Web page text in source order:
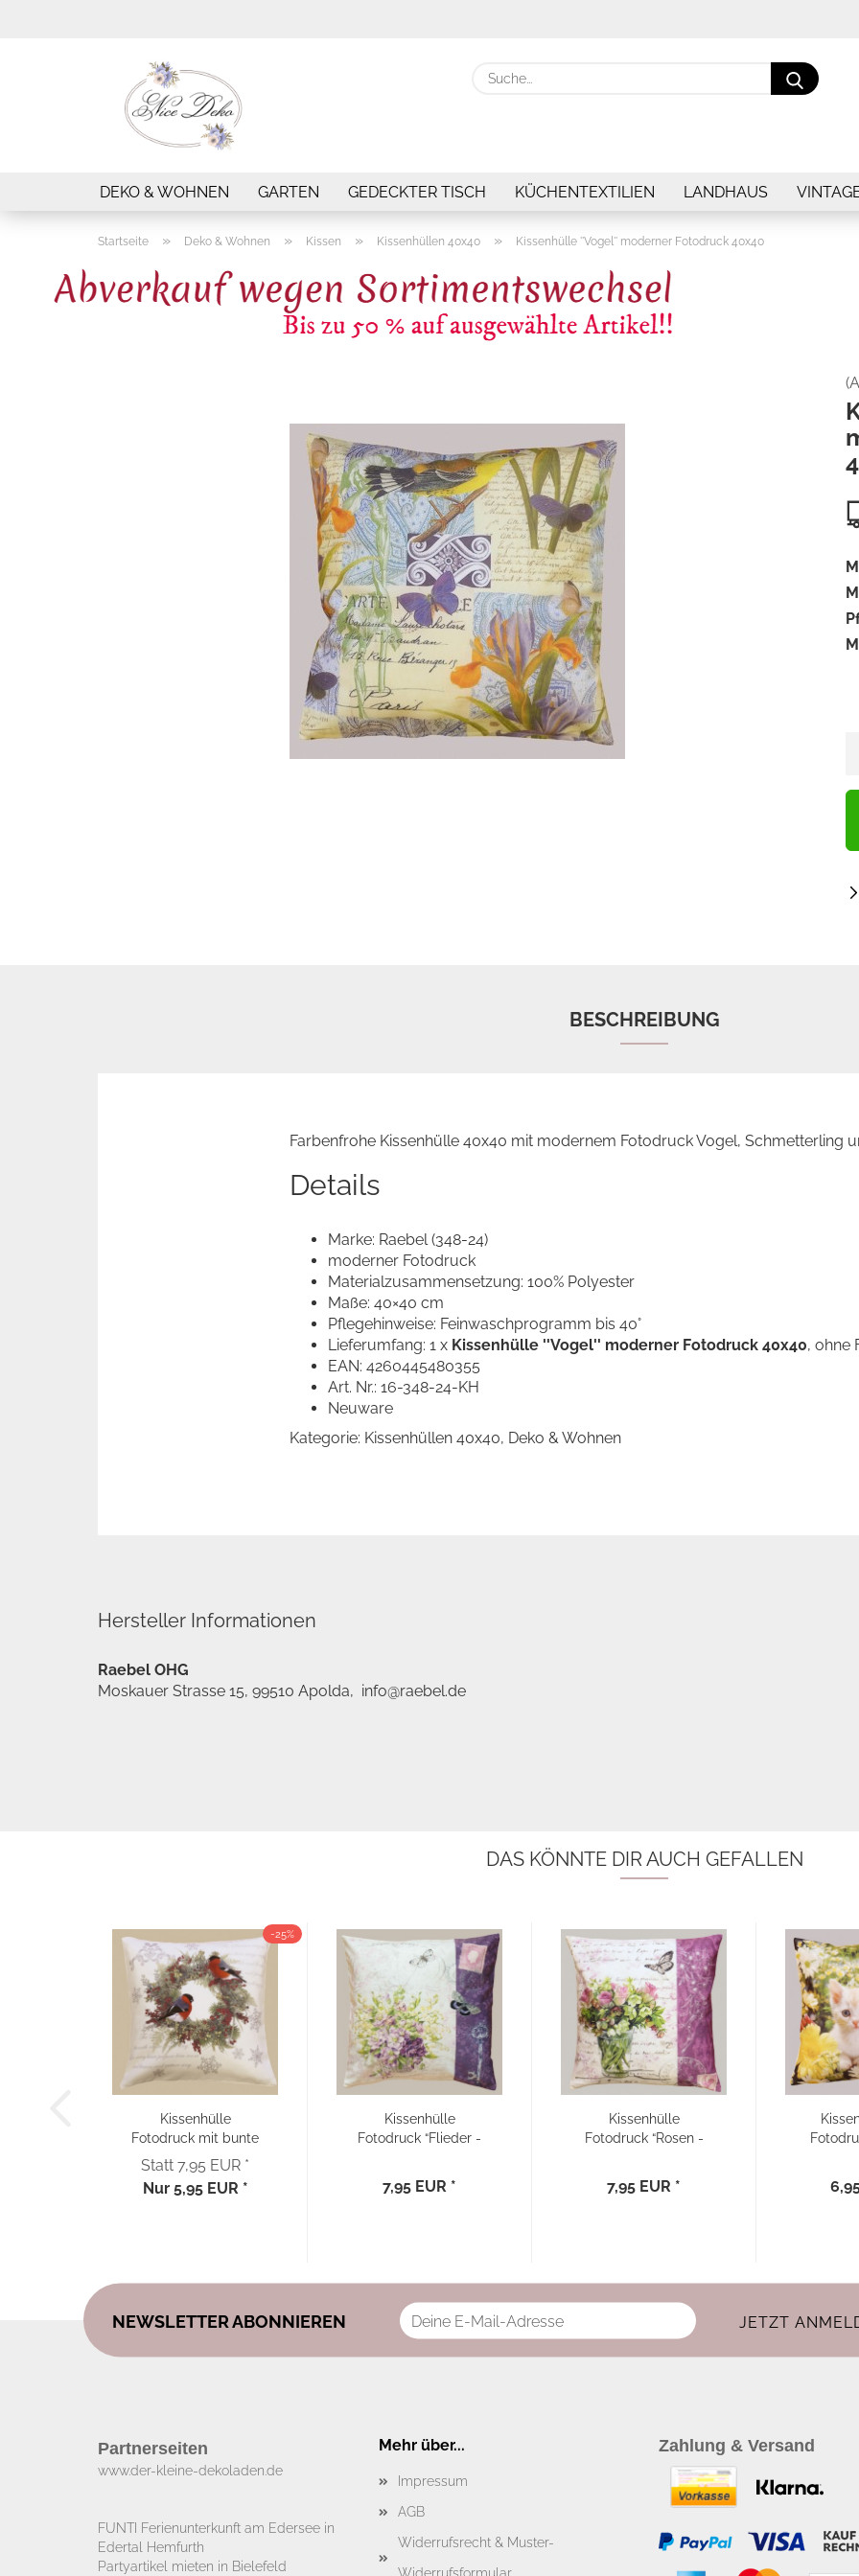
DEKO & WOHNEN GARTEN GEDECKTER TISCH KÜCHENTEXTILIEN LANDHAUS
Startseite » Deko & Wohnen » Kissen » Kissenhüllen 40x40 » Kissenhülle ''Vogel'' moderner Fotodruck 40x40
BESCHREIBUNG
Farbenfrohe Kissenhülle 40x40 mit modernem Fotodruck Vogel, Schmetterling
Details
Marke: Raebel (348-24)
moderner Fotodruck
Materialzusammensetzung: 100% Polyester
Maße: 40×40 cm
Pflegehinweise: Feinwaschprogramm bis 40°
Lieferumfang: 1 x Kissenhülle ''Vogel'' moderner Fotodruck 40x40, ohne
EAN: 4260445480355
Art. Nr.: 16-348-24-KH
Neuware
Kategorie: Kissenhüllen 40x40, Deko & Wohnen
Hersteller Informationen
Raebel OHG
Moskauer Strasse 15, 99510 Apolda, info@raebel.de
DAS KÖNNTE DIR AUCH GEFALLEN
-25%
Kissenhülle
Fotodruck mit bunte
Vögel - 40x40...
Statt 7,95 EUR *
Nur 5,95 EUR *
Kissenhülle
Fotodruck “Flieder -
7,95 EUR *
Kissenhülle
Fotodruck “Rosen -
7,95 EUR *
NEWSLETTER ABONNIEREN
Partnerseiten
www.der-kleine-dekoladen.de​
FUNTI Ferienunterkunft am Edersee in
Edertal Hemfurth
Partyartikel mieten in Bielefeld
Mehr über...
Impressum
AGB
Widerrufsrecht & Muster-
Zahlung & Versand